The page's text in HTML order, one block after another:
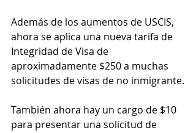
Además de los aumentos de USCIS,
ahora se aplica una nueva tarifa de
Integridad de Visa de
aproximadamente $250 a muchas
solicitudes de visas de no inmigrante.
También ahora hay un cargo de $10
para presentar una solicitud de